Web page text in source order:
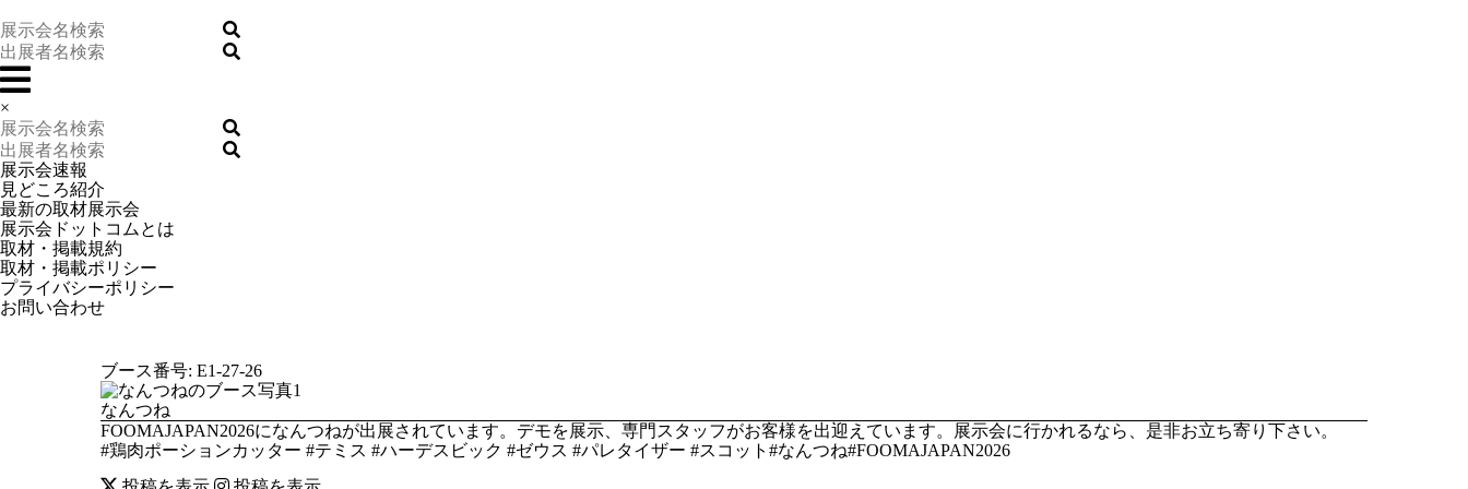
×
展示会速報
見どころ紹介
最新の取材展示会
展示会ドットコムとは
取材・掲載規約
取材・掲載ポリシー
プライバシーポリシー
お問い合わせ
ブース番号: E1-27-26
なんつね
FOOMAJAPAN2026になんつねが出展されています。デモを展示、専門スタッフがお客様を出迎えています。展示会に行かれるなら、是非お立ち寄り下さい。
#鶏肉ポーションカッター #テミス #ハーデスビック #ゼウス #パレタイザー #スコット#なんつね#FOOMAJAPAN2026